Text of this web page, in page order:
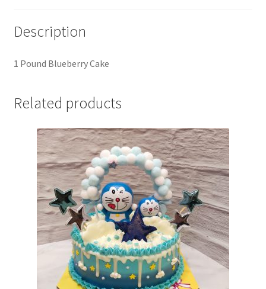
Description
1 Pound Blueberry Cake
Related products